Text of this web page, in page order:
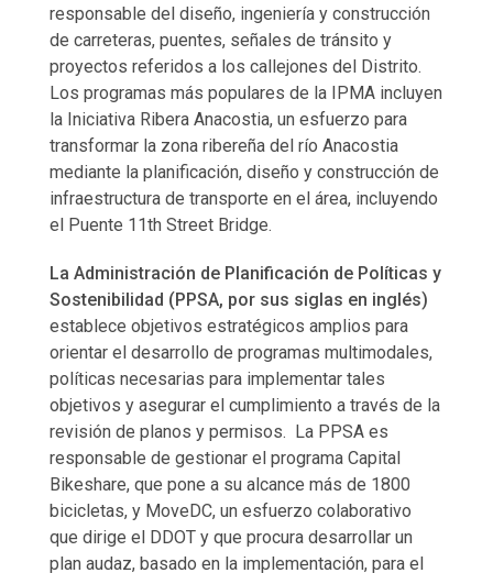
responsable del diseño, ingeniería y construcción
de carreteras, puentes, señales de tránsito y
proyectos referidos a los callejones del Distrito.
Los programas más populares de la IPMA incluyen
la Iniciativa Ribera Anacostia, un esfuerzo para
transformar la zona ribereña del río Anacostia
mediante la planificación, diseño y construcción de
infraestructura de transporte en el área, incluyendo
el Puente 11th Street Bridge.
La Administración de Planificación de Políticas y
Sostenibilidad (PPSA, por sus siglas en inglés)
establece objetivos estratégicos amplios para
orientar el desarrollo de programas multimodales,
políticas necesarias para implementar tales
objetivos y asegurar el cumplimiento a través de la
revisión de planos y permisos. La PPSA es
responsable de gestionar el programa Capital
Bikeshare, que pone a su alcance más de 1800
bicicletas, y MoveDC, un esfuerzo colaborativo
que dirige el DDOT y que procura desarrollar un
plan audaz, basado en la implementación, para el